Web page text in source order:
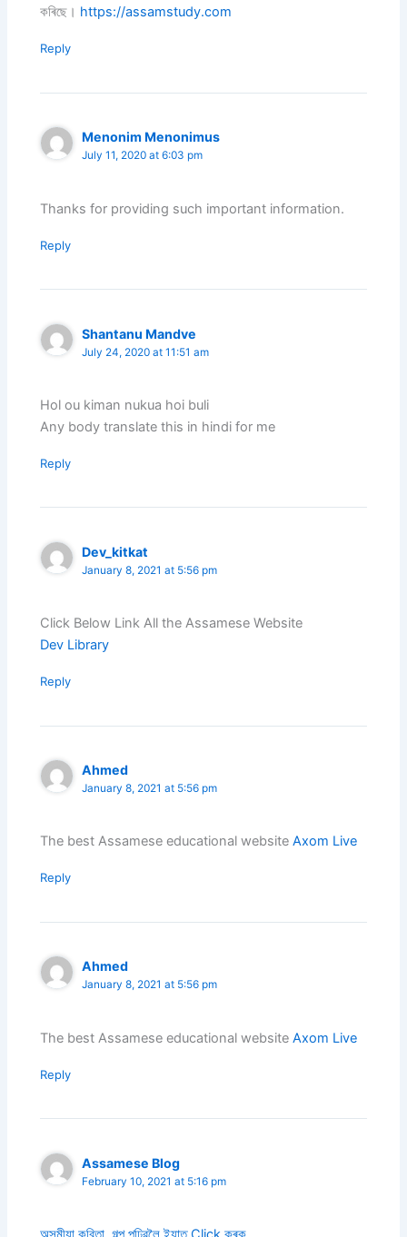
কৰিছে। https://assamstudy.com
Reply
Menonim Menonimus
July 11, 2020 at 6:03 pm
Thanks for providing such important information.
Reply
Shantanu Mandve
July 24, 2020 at 11:51 am
Hol ou kiman nukua hoi buli
Any body translate this in hindi for me
Reply
Dev_kitkat
January 8, 2021 at 5:56 pm
Click Below Link All the Assamese Website
Dev Library
Reply
Ahmed
January 8, 2021 at 5:56 pm
The best Assamese educational websiteAxom Live
Reply
Ahmed
January 8, 2021 at 5:56 pm
The best Assamese educational websiteAxom Live
Reply
Assamese Blog
February 10, 2021 at 5:16 pm